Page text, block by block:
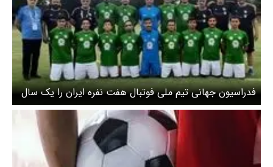
فدراسیون جهانی تیم ملی فوتبال هفت نفره ایران را یک سال
محروم کرد